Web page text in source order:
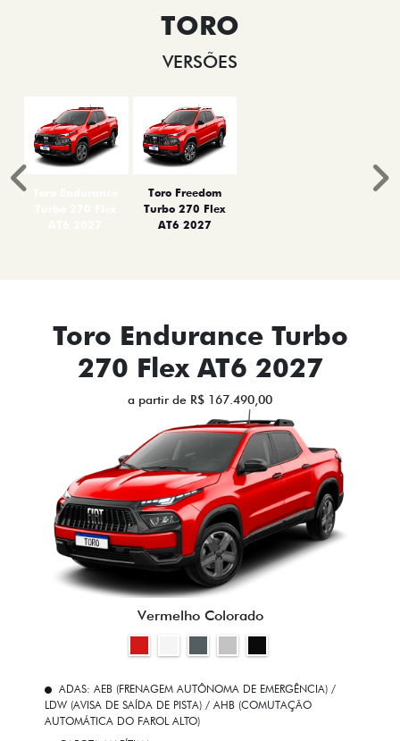
TORO
VERSÕES
Toro Freedom
Turbo 270 Flex
AT6 2027
Anterior
Toro Endurance Turbo
270 Flex AT6 2027
a partir de R$ 167.490,00
Vermelho Colorado
ADAS: AEB (FRENAGEM AUTÔNOMA DE EMERGÊNCIA) /
LDW (AVISA DE SAÍDA DE PISTA) / AHB (COMUTAÇÃO
AUTOMÁTICA DO FAROL ALTO)